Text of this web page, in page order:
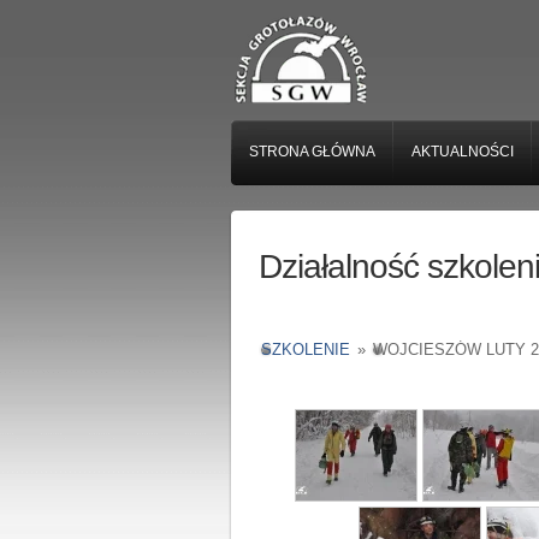
STRONA GŁÓWNA AKTUALNOŚCI
Działalność
SZKOLENIE » WOJCIESZÓW LUTY